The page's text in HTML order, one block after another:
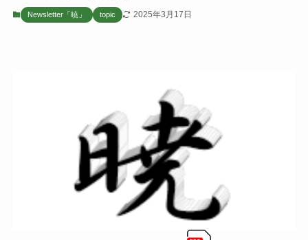
Newsletter「暁」 topic 2025年3月17日